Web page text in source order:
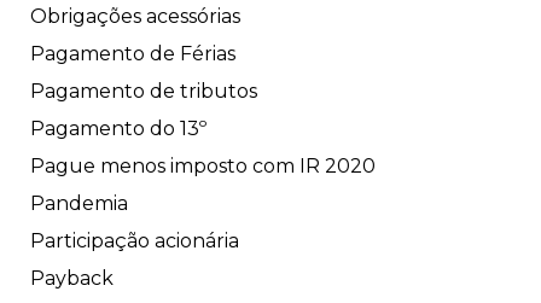
Obrigações acessórias
Pagamento de Férias
Pagamento de tributos
Pagamento do 13º
Pague menos imposto com IR 2020
Pandemia
Participação acionária
Payback